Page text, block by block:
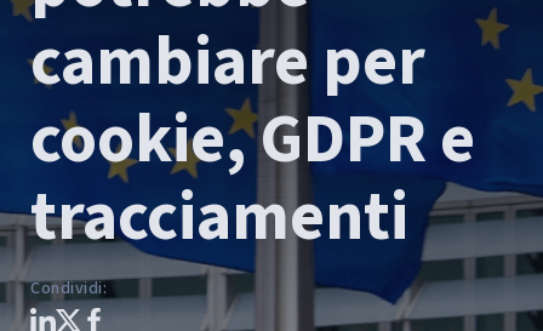
cambiare per
cookie, GDPR e
tracciamenti
Condividi: